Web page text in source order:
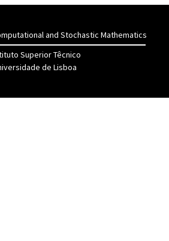
and Stochastic Mathematics
Superior Têcnico
de Lisboa